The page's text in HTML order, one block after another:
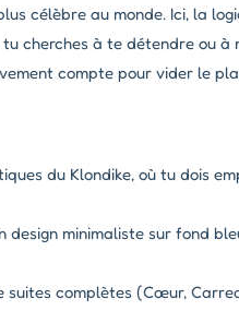
célèbre au monde. Ici, la
cherches à te détendre ou à
compte pour vider le
du Klondike, où tu dois
design minimaliste sur fond
complètes (Cœur,